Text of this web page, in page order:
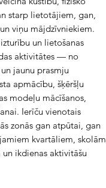
starp lietotājiem, gan,
viņu mājdzīvniekiem.
un lietošanas
aktivitātes — no
jaunu prasmju
apmācību, šķēršļu
modeļu mācīšanos,
Ierīču vienotais
zonās gan atpūtai, gan
kvartāliem, skolām
ikdienas aktivitāšu